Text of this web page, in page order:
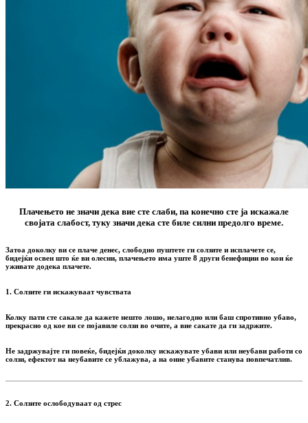
Плачењето не значи дека вие сте слаби, па конечно сте ја искажале
својата слабост, туку значи дека сте биле силни предолго време.
Затоа доколку ви се плаче денес, слободно пуштете ги солзите и исплачете се,
бидејќи освен што ќе ви олесни, плачењето има уште 8 други бенефиции во кои ќе
уживате додека плачете.
1. Солзите ги искажуваат чувствата
Колку пати сте сакале да кажете нешто лошо, нелагодно или баш спротивно убаво,
прекрасно од кое ви се појавиле солзи во очите, а вие сакате да ги задржите.
Не задржувајте ги повеќе, бидејќи доколку искажувате убави или неубави работи со
солзи, ефектот на неубавите се ублажува, а на оние убавите станува повпечатлив.
2. Солзите ослободуваат од стрес